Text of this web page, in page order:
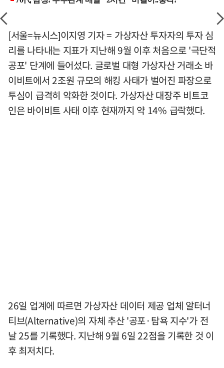
[서울=뉴시스]이지영 기자 = 가상자산 투자자의 투자 심
리를 나타내는 지표가 지난해 9월 이후 처음으로 '극단적
공포' 단계에 들어섰다. 글로벌 대형 가상자산 거래소 바
이비트에서 2조원 규모의 해킹 사태가 벌어진 파장으로
투심이 급격히 악화한 것이다. 가상자산 대장주 비트코
인은 바이비트 사태 이후 현재까지 약 14% 급락했다.
26일 업계에 따르면 가상자산 데이터 제공 업체 알터너
티브(Alternative)의 자체 추산 '공포·탐욕 지수'가 전
날 25를 기록했다. 지난해 9월 6일 22점을 기록한 것 이
후 최저치다.